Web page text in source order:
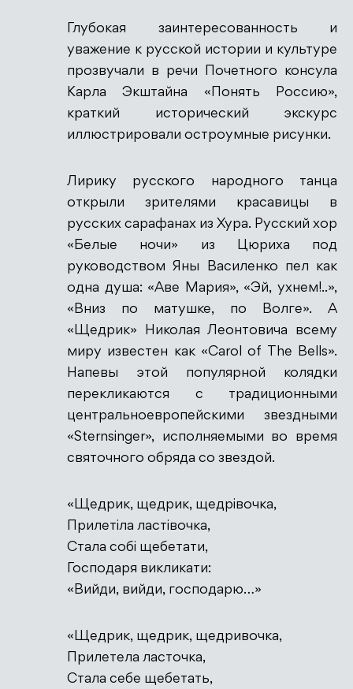
Глубокая заинтересованность и
уважение к русской истории и культуре
прозвучали в речи Почетного консула
Карла Экштайна «Понять Россию»,
краткий исторический экскурс
иллюстрировали остроумные рисунки.
Лирику русского народного танца
открыли зрителями красавицы в
русских сарафанах из Хура. Русский хор
«Белые ночи» из Цюриха под
руководством Яны Василенко пел как
одна душа: «Аве Мария», «Эй, ухнем!..»,
«Вниз по матушке, по Волге». А
«Щедрик» Николая Леонтовича всему
миру известен как «Сarol of The Bells».
Напевы этой популярной колядки
перекликаются с традиционными
центральноевропейскими звездными
«Sternsinger», исполняемыми во время
святочного обряда со звездой.
«Щедрик, щедрик, щедрівочка,
Прилетіла ластівочка,
Стала собі щебетати,
Господаря викликати:
«Вийди, вийди, господарю…»
«Щедрик, щедрик, щедривочка,
Прилетела ласточка,
Стала себе щебетать,